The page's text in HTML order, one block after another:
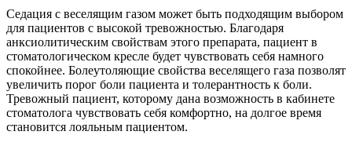
Седация с веселящим газом может быть подходящим выбором
для пациентов с высокой тревожностью. Благодаря
анксиолитическим свойствам этого препарата, пациент в
стоматологическом кресле будет чувствовать себя намного
спокойнее. Болеутоляющие свойства веселящего газа позволят
увеличить порог боли пациента и толерантность к боли.
Тревожный пациент, которому дана возможность в кабинете
стоматолога чувствовать себя комфортно, на долгое время
становится лояльным пациентом.